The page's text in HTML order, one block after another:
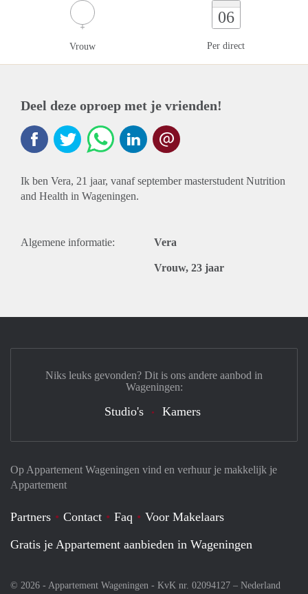
Vrouw
06
Per direct
Deel deze oproep met je vrienden!
Ik ben Vera, 21 jaar, vanaf september masterstudent Nutrition
and Health in Wageningen.
Algemene informatie: Vera
Vrouw, 23 jaar
Op Appartement Wageningen vind en verhuur je makkelijk je
Appartement
Partners Contact Faq
Voor Makelaars
Gratis je Appartement aanbieden in Wageningen
© 2026 - Appartement Wageningen - KvK nr. 02094127 – Nederland
Niks leuks gevonden? Dit is ons andere aanbod in
Wageningen:
Studio's Kamers